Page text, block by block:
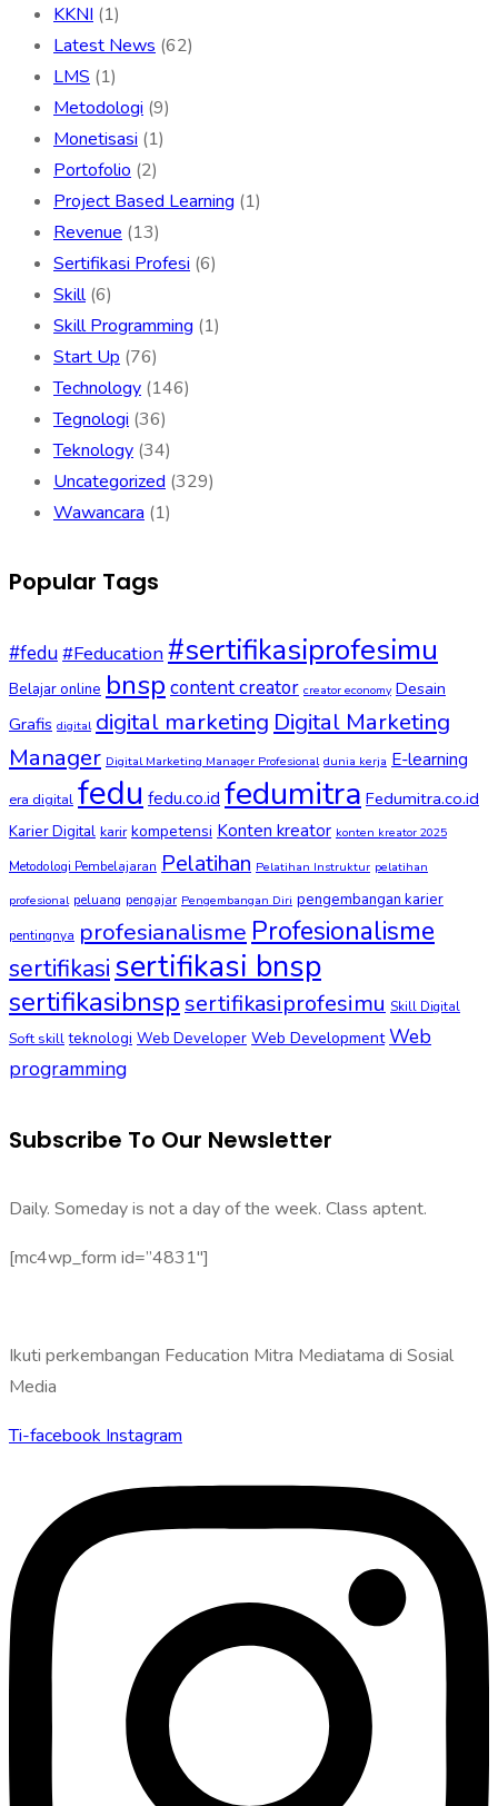
KKNI (1)
Latest News (62)
LMS (1)
Metodologi (9)
Monetisasi (1)
Portofolio (2)
Project Based Learning (1)
Revenue (13)
Sertifikasi Profesi (6)
Skill(6)
Skill Programming (1)
Start Up (76)
Technology (146)
Tegnologi (36)
Teknology (34)
Uncategorized (329)
Wawancara (1)
Popular Tags
#fedu#Feducation#sertifikasiprofesimu
Belajar online bnsp content creator creator economy Desain
Grafis digital digital marketing Digital Marketing
Manager Digital Marketing Manager Profesional dunia kerja E-learning
era digital fedu fedu.co.id fedumitra Fedumitra.co.id
Karier Digital karir kompetensi Konten kreator konten kreator 2025
Metodologi Pembelajaran Pelatihan Pelatihan Instruktur pelatihan
profesional peluang pengajar Pengembangan Diri pengembangan karier
pentingnya profesianalisme Profesionalisme
sertifikasi sertifikasi bnsp
sertifikasibnsp sertifikasiprofesimu Skill Digital
Soft skill teknologi Web Developer Web Development Web
programming
Subscribe To Our Newsletter
Daily. Someday is not a day of the week. Class aptent.
[mc4wp_form id=”4831″]
Ikuti perkembangan Feducation Mitra Mediatama di Sosial
Media
Ti-facebook Instagram